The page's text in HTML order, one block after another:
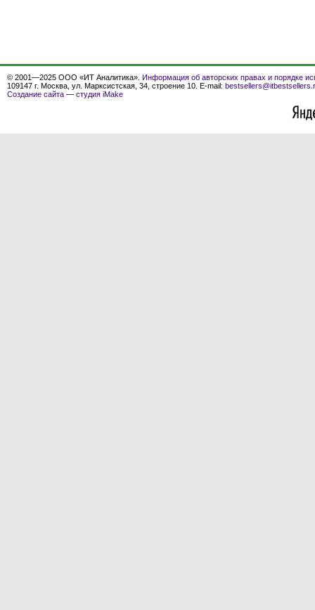
© 2001—2025 ООО «ИТ Аналитика». Информация об авторских правах и порядке
109147 г. Москва, ул. Марксистская, 34, строение 10. E-mail:
Создание сайта — студия iMake